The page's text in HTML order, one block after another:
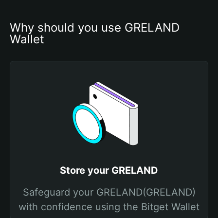
Why should you use GRELAND
Wallet
Store your GRELAND
Safeguard your GRELAND(GRELAND)
with confidence using the Bitget Wallet